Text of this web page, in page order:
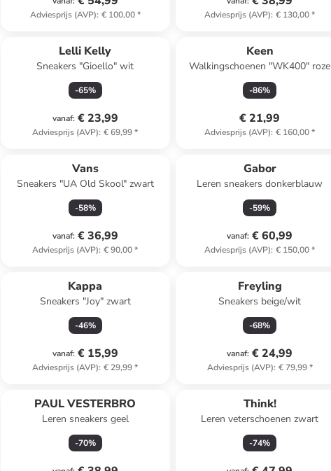
Adviesprijs (AVP): € 100,00* Adviesprijs (AVP): € 130,00*
Lelli Kelly
Sneakers "Gioello" wit
-65%
vanaf: € 23,99
Adviesprijs (AVP): € 69,99*
Keen
Walkingschoenen "WK400" roze
-86%
€ 21,99
Adviesprijs (AVP): € 160,00*
Vans
Sneakers "UA Old Skool" zwart
-58%
vanaf: € 36,99
Adviesprijs (AVP): € 90,00*
Gabor
Leren sneakers donkerblauw
-59%
vanaf: € 60,99
Adviesprijs (AVP): € 150,00*
Kappa
Sneakers "Joy" zwart
-46%
vanaf: € 15,99
Adviesprijs (AVP): € 29,99*
Freyling
Sneakers beige/wit
-68%
vanaf: € 24,99
Adviesprijs (AVP): € 79,99*
PAUL VESTERBRO
Leren sneakers geel
-70%
Think!
Leren veterschoenen zwart
-74%